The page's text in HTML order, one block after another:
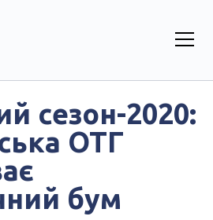
сезон-2020:
ОТГ
бум